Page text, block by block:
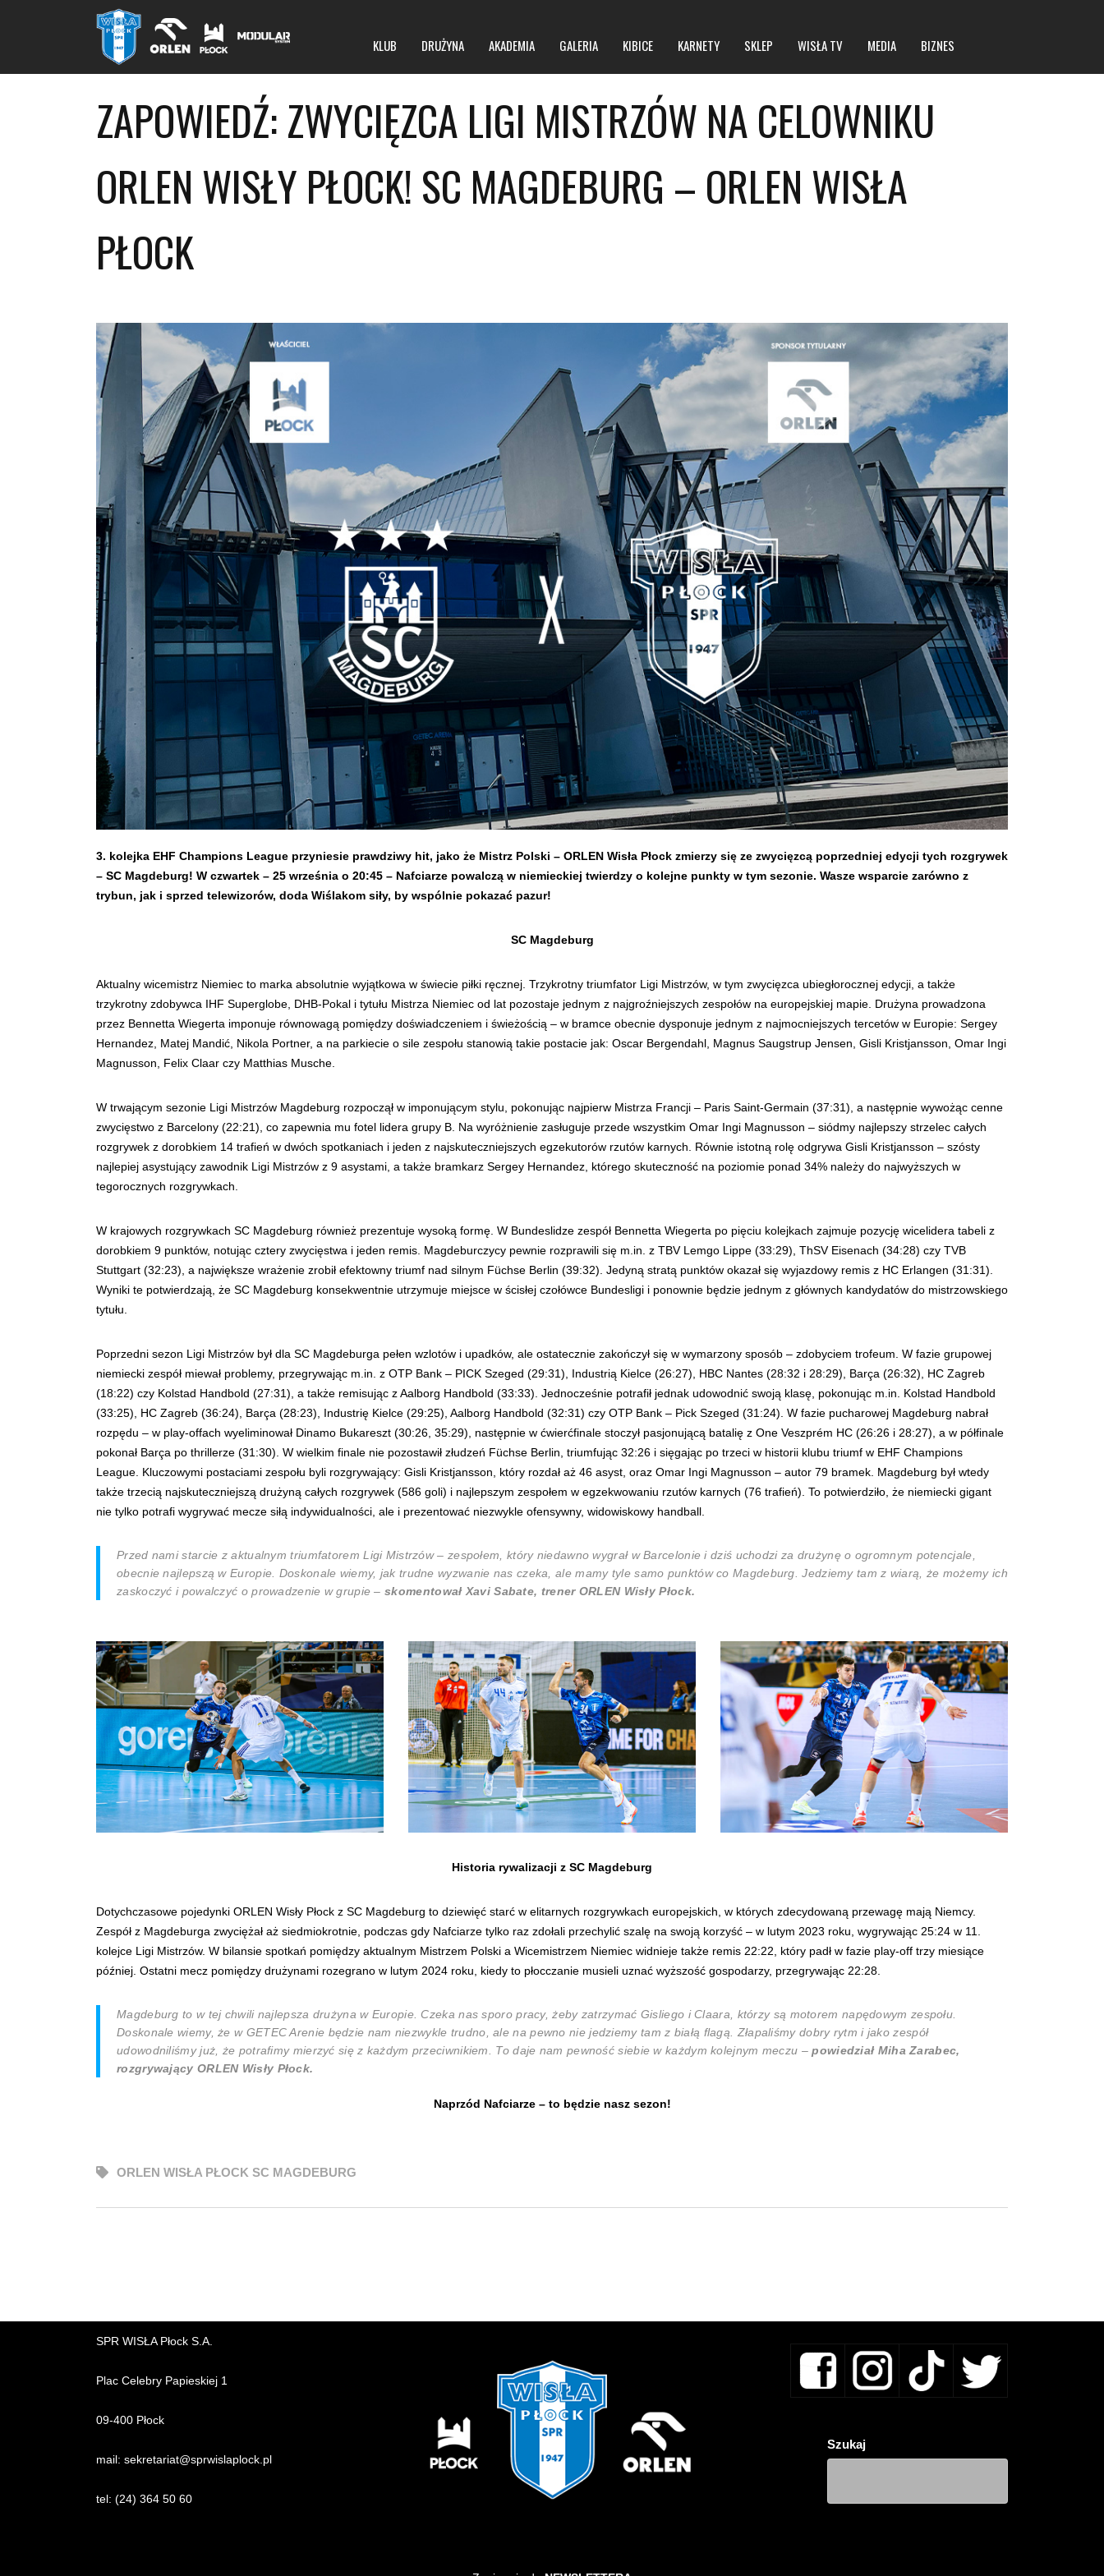
KLUB
O klubie
Zarząd
Procedura zgłaszania nieprawidłowości
Regulamin obiektu Dane rejestrowe
DRUŻYNA AKADEMIA GALERIA KIBICE KARNETY SKLEP WISŁA TV MEDIA BIZNES
ZAPOWIEDŹ: ZWYCIĘZCA LIGI MISTRZÓW NA CELOWNIKU
ORLEN WISŁY PŁOCK! SC MAGDEBURG – ORLEN WISŁA
PŁOCK
3. kolejka EHF Champions League przyniesie prawdziwy hit, jako że Mistrz Polski – ORLEN Wisła Płock zmierzy się ze zwycięzcą poprzedniej edycji tych rozgrywek
– SC Magdeburg! W czwartek – 25 września o 20:45 – Nafciarze powalczą w niemieckiej twierdzy o kolejne punkty w tym sezonie. Wasze wsparcie zarówno z
trybun, jak i sprzed telewizorów, doda Wiślakom siły, by wspólnie pokazać pazur!
SC Magdeburg
Aktualny wicemistrz Niemiec to marka absolutnie wyjątkowa w świecie piłki ręcznej. Trzykrotny triumfator Ligi Mistrzów, w tym zwycięzca ubiegłorocznej edycji, a także
trzykrotny zdobywca IHF Superglobe, DHB-Pokal i tytułu Mistrza Niemiec od lat pozostaje jednym z najgroźniejszych zespołów na europejskiej mapie. Drużyna prowadzona
przez Bennetta Wiegerta imponuje równowagą pomiędzy doświadczeniem i świeżością – w bramce obecnie dysponuje jednym z najmocniejszych tercetów w Europie: Sergey
Hernandez, Matej Mandić, Nikola Portner, a na parkiecie o sile zespołu stanowią takie postacie jak: Oscar Bergendahl, Magnus Saugstrup Jensen, Gisli Kristjansson, Omar Ingi
Magnusson, Felix Claar czy Matthias Musche.
W trwającym sezonie Ligi Mistrzów Magdeburg rozpoczął w imponującym stylu, pokonując najpierw Mistrza Francji – Paris Saint-Germain (37:31), a następnie wywożąc cenne
zwycięstwo z Barcelony (22:21), co zapewnia mu fotel lidera grupy B. Na wyróżnienie zasługuje przede wszystkim Omar Ingi Magnusson – siódmy najlepszy strzelec całych
rozgrywek z dorobkiem 14 trafień w dwóch spotkaniach i jeden z najskuteczniejszych egzekutorów rzutów karnych. Równie istotną rolę odgrywa Gisli Kristjansson – szósty
najlepiej asystujący zawodnik Ligi Mistrzów z 9 asystami, a także bramkarz Sergey Hernandez, którego skuteczność na poziomie ponad 34% należy do najwyższych w
tegorocznych rozgrywkach.
W krajowych rozgrywkach SC Magdeburg również prezentuje wysoką formę. W Bundeslidze zespół Bennetta Wiegerta po pięciu kolejkach zajmuje pozycję wicelidera tabeli z
dorobkiem 9 punktów, notując cztery zwycięstwa i jeden remis. Magdeburczycy pewnie rozprawili się m.in. z TBV Lemgo Lippe (33:29), ThSV Eisenach (34:28) czy TVB
Stuttgart (32:23), a największe wrażenie zrobił efektowny triumf nad silnym Füchse Berlin (39:32). Jedyną stratą punktów okazał się wyjazdowy remis z HC Erlangen (31:31).
Wyniki te potwierdzają, że SC Magdeburg konsekwentnie utrzymuje miejsce w ścisłej czołówce Bundesligi i ponownie będzie jednym z głównych kandydatów do mistrzowskiego
tytułu.
Poprzedni sezon Ligi Mistrzów był dla SC Magdeburga pełen wzlotów i upadków, ale ostatecznie zakończył się w wymarzony sposób – zdobyciem trofeum. W fazie grupowej
niemiecki zespół miewał problemy, przegrywając m.in. z OTP Bank – PICK Szeged (29:31), Industrią Kielce (26:27), HBC Nantes (28:32 i 28:29), Barça (26:32), HC Zagreb
(18:22) czy Kolstad Handbold (27:31), a także remisując z Aalborg Handbold (33:33). Jednocześnie potrafił jednak udowodnić swoją klasę, pokonując m.in. Kolstad Handbold
(33:25), HC Zagreb (36:24), Barça (28:23), Industrię Kielce (29:25), Aalborg Handbold (32:31) czy OTP Bank – Pick Szeged (31:24). W fazie pucharowej Magdeburg nabrał
rozpędu – w play-offach wyeliminował Dinamo Bukareszt (30:26, 35:29), następnie w ćwierćfinale stoczył pasjonującą batalię z One Veszprém HC (26:26 i 28:27), a w półfinale
pokonał Barça po thrillerze (31:30). W wielkim finale nie pozostawił złudzeń Füchse Berlin, triumfując 32:26 i sięgając po trzeci w historii klubu triumf w EHF Champions
League. Kluczowymi postaciami zespołu byli rozgrywający: Gisli Kristjansson, który rozdał aż 46 asyst, oraz Omar Ingi Magnusson – autor 79 bramek. Magdeburg był wtedy
także trzecią najskuteczniejszą drużyną całych rozgrywek (586 goli) i najlepszym zespołem w egzekwowaniu rzutów karnych (76 trafień). To potwierdziło, że niemiecki gigant
nie tylko potrafi wygrywać mecze siłą indywidualności, ale i prezentować niezwykle ofensywny, widowiskowy handball.
Przed nami starcie z aktualnym triumfatorem Ligi Mistrzów – zespołem, który niedawno wygrał w Barcelonie i dziś uchodzi za drużynę o ogromnym potencjale,
obecnie najlepszą w Europie. Doskonale wiemy, jak trudne wyzwanie nas czeka, ale mamy tyle samo punktów co Magdeburg. Jedziemy tam z wiarą, że możemy ich
zaskoczyć i powalczyć o prowadzenie w grupie –skomentował Xavi Sabate, trener ORLEN Wisły Płock.
Historia rywalizacji z SC Magdeburg
Dotychczasowe pojedynki ORLEN Wisły Płock z SC Magdeburg to dziewięć starć w elitarnych rozgrywkach europejskich, w których zdecydowaną przewagę mają Niemcy.
Zespół z Magdeburga zwyciężał aż siedmiokrotnie, podczas gdy Nafciarze tylko raz zdołali przechylić szalę na swoją korzyść – w lutym 2023 roku, wygrywając 25:24 w 11.
kolejce Ligi Mistrzów. W bilansie spotkań pomiędzy aktualnym Mistrzem Polski a Wicemistrzem Niemiec widnieje także remis 22:22, który padł w fazie play-off trzy miesiące
później. Ostatni mecz pomiędzy drużynami rozegrano w lutym 2024 roku, kiedy to płocczanie musieli uznać wyższość gospodarzy, przegrywając 22:28.
Magdeburg to w tej chwili najlepsza drużyna w Europie. Czeka nas sporo pracy, żeby zatrzymać Gisliego i Claara, którzy są motorem napędowym zespołu.
Doskonale wiemy, że w GETEC Arenie będzie nam niezwykle trudno, ale na pewno nie jedziemy tam z białą flagą. Złapaliśmy dobry rytm i jako zespół
udowodniliśmy już, że potrafimy mierzyć się z każdym przeciwnikiem. To daje nam pewność siebie w każdym kolejnym meczu –powiedział Miha Zarabec,
rozgrywający ORLEN Wisły Płock.
Naprzód Nafciarze – to będzie nasz sezon!
ORLEN WISŁA PŁOCK SC MAGDEBURG
SPR WISŁA Płock S.A.
Plac Celebry Papieskiej 1
09-400 Płock
mail: sekretariat@sprwislaplock.pl
tel: (24) 364 50 60
Szukaj